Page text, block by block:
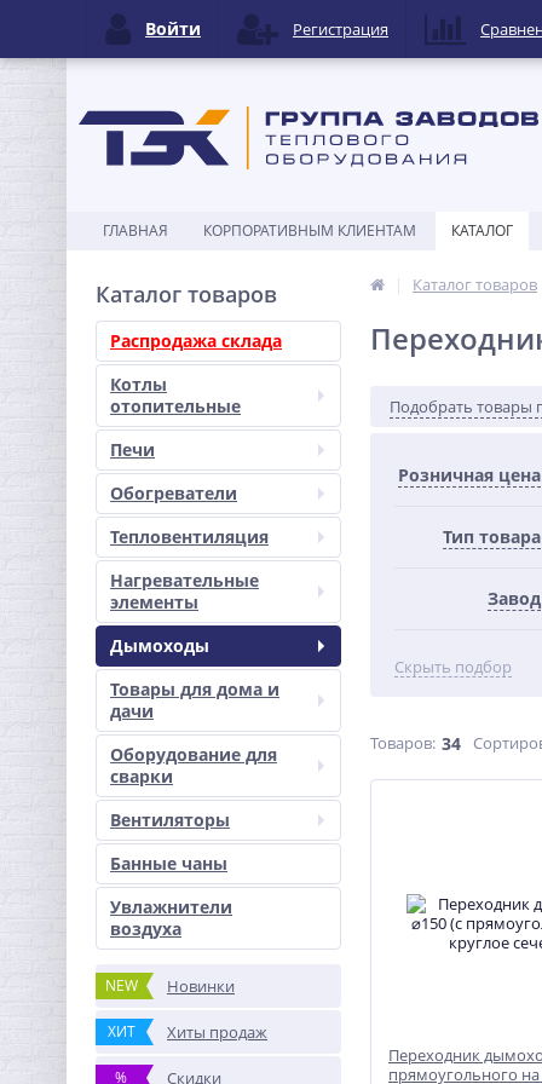
ГЛАВНАЯ КОРПОРАТИВНЫМ КЛИЕНТАМ КАТАЛОГ
Каталог товаров
Распродажа склада
Котлы
отопительные
Печи
Обогреватели
Тепловентиляция
Нагревательные
элементы
Дымоходы
Товары для дома и
дачи
Оборудование для
сварки
Вентиляторы
Банные чаны
Увлажнители
воздуха
NEW Новинки
ХИТ Хиты продаж
% Скидки
Каталог товаров
Подобрать товары
Розничная цена
Тип товара
Завод
Скрыть подбор
Товаров: 34
Переходник
прямоугольного на
Войти Регистрация